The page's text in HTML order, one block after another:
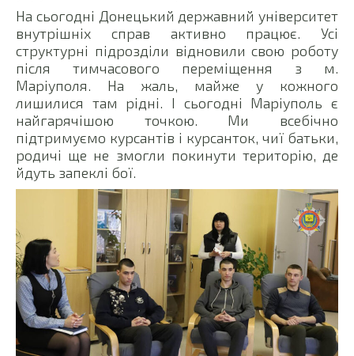
На сьогодні Донецький державний університет
внутрішніх справ активно працює. Усі
структурні підрозділи відновили свою роботу
після тимчасового переміщення з м.
Маріуполя. На жаль, майже у кожного
лишилися там рідні. І сьогодні Маріуполь є
найгарячішою точкою. Ми всебічно
підтримуємо курсантів і курсанток, чиї батьки,
родичі ще не змогли покинути територію, де
йдуть запеклі бої.